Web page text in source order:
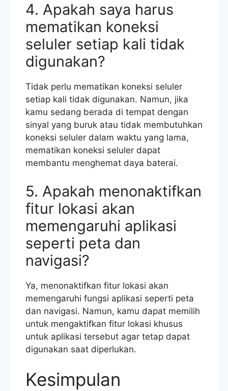
4. Apakah saya harus
mematikan koneksi
seluler setiap kali tidak
digunakan?
Tidak perlu mematikan koneksi seluler
setiap kali tidak digunakan. Namun, jika
kamu sedang berada di tempat dengan
sinyal yang buruk atau tidak membutuhkan
koneksi seluler dalam waktu yang lama,
mematikan koneksi seluler dapat
membantu menghemat daya baterai.
5. Apakah menonaktifkan
fitur lokasi akan
memengaruhi aplikasi
seperti peta dan
navigasi?
Ya, menonaktifkan fitur lokasi akan
memengaruhi fungsi aplikasi seperti peta
dan navigasi. Namun, kamu dapat memilih
untuk mengaktifkan fitur lokasi khusus
untuk aplikasi tersebut agar tetap dapat
digunakan saat diperlukan.
Kesimpulan